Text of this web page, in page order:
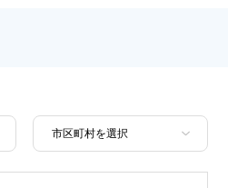
習慣の定着、総合型選抜(旧AO)
薦入試対策、学校別特化対策、
(英語検定)対策、漢検(漢字検定)